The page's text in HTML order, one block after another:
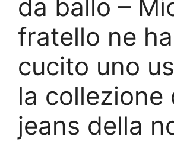
da ballo –
fratello ne ha
cucito uno
la collezione
jeans della